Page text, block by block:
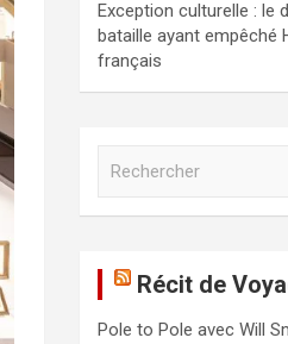
Exception culturelle : le
bataille ayant empêché
français
c
h
Récit de
Pole to Pole avec Will